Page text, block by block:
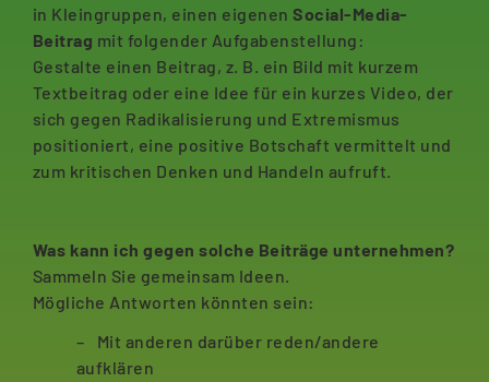
in Kleingruppen, einen eigenenSocial-Media-
Beitrag mit folgender Aufgabenstellung:
Gestalte einen Beitrag, z. B. ein Bild mit kurzem
Textbeitrag oder eine Idee für ein kurzes Video, der
sich gegen Radikalisierung und Extremismus
positioniert, eine positive Botschaft vermittelt und
zum kritischen Denken und Handeln aufruft.
Was kann ich gegen solche Beiträge unternehmen?
Sammeln Sie gemeinsam Ideen.
Mögliche Antworten könnten sein:
Mit anderen darüber reden/andere
aufklären